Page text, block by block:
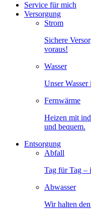
Service für mich
Versorgung
Strom
Sichere
voraus!
Wasser
Unser
Fernwärme
Heizen mit
und bequem.
Entsorgung
Abfall
Tag für Tag –
Abwasser
Wir halten